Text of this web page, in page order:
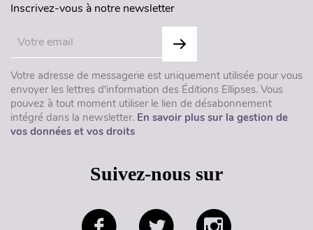
Inscrivez-vous à notre newsletter
Votre adresse de messagerie est uniquement utilisée pour vous
envoyer les lettres d'information des Éditions Ellipses. Vous
pouvez à tout moment utiliser le lien de désabonnement
intégré dans la newsletter. En savoir plus sur la gestion de
vos données et vos droits
Suivez-nous sur